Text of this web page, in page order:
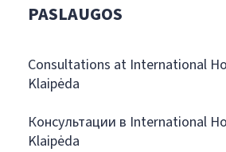
PASLAUGOS
Consultations at International
Klaipėda
Консультации в International
Klaipėda